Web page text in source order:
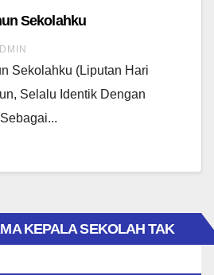
Sekolahku
Sekolahku (liputan Hari
Selalu Identik Dengan
KEPALA SEKOLAH TAK